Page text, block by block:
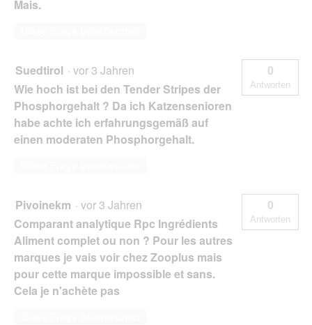
Mais.
Suedtirol · vor 3 Jahren
Wie hoch ist bei den Tender Stripes der
Phosphorgehalt ? Da ich Katzensenioren
habe achte ich erfahrungsgemäß auf
einen moderaten Phosphorgehalt.
0
Antworten
Pivoinekm · vor 3 Jahren
Comparant analytique Rpc Ingrédients
Aliment complet ou non ? Pour les autres
marques je vais voir chez Zooplus mais
pour cette marque impossible et sans.
Cela je n'achète pas
0
Antworten